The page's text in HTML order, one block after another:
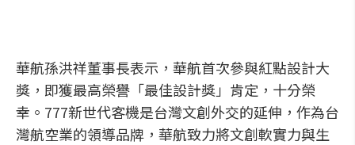
華航孫洪祥董事長表示，華航首次參與紅點設計大
獎，即獲最高榮譽「最佳設計獎」肯定，十分榮
幸。777新世代客機是台灣文創外交的延伸，作為台
灣航空業的領導品牌，華航致力將文創軟實力與生